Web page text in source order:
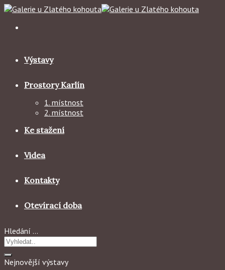
Skip
content
Výstavy
Prostory Karlín
1. místnost
2. místnost
Ke stažení
Videa
Kontakty
Otevírací doba
Hledání …
Nejnovější výstavy